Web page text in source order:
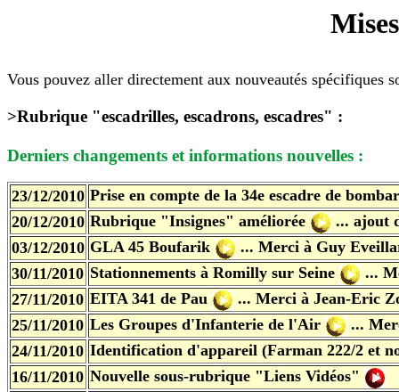
Vous pouvez aller directement aux nouveautés spécifiques
>Rubrique "escadrilles, escadrons, escadres" :
Derniers changements et informations nouvelles :
23/12/2010 Prise en compte de la 34e escadre de
20/12/2010 Rubrique "Insignes" améliorée ... ajout
03/12/2010 GLA 45 Boufarik ... Merci à Guy
30/11/2010 Stationnements à Romilly sur Seine ...
27/11/2010 EITA 341 de Pau ... Merci à Jean-Eric
25/11/2010 Les Groupes d'Infanterie de l'Air ...
24/11/2010 Identification d'appareil (Farman 222/2 et
16/11/2010 Nouvelle sous-rubrique "Liens Vidéos"